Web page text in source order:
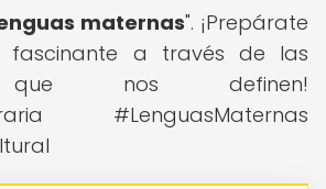
maternas". ¡Prepárate
fascinante a través de las
que nos definen!
#LenguasMaternas